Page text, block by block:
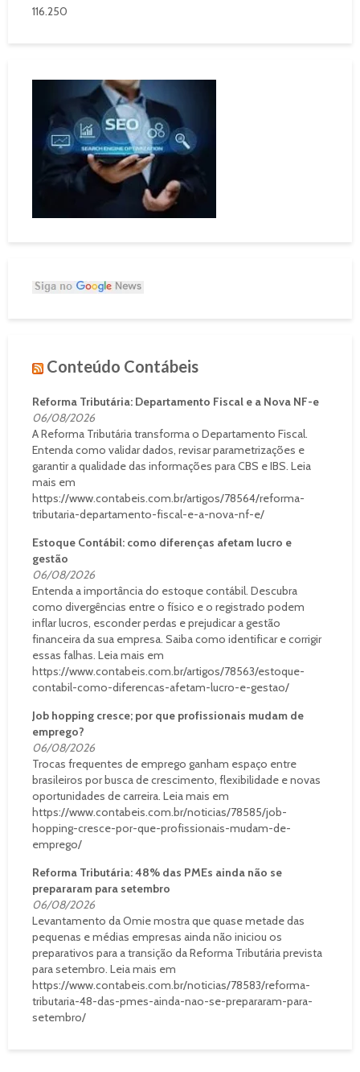
116.250
Conteúdo Contábeis
Reforma Tributária: Departamento Fiscal e a Nova NF-e
06/08/2026
A Reforma Tributária transforma o Departamento Fiscal.
Entenda como validar dados, revisar parametrizações e
garantir a qualidade das informações para CBS e IBS. Leia
mais em
https://www.contabeis.com.br/artigos/78564/reforma-
tributaria-departamento-fiscal-e-a-nova-nf-e/
Estoque Contábil: como diferenças afetam lucro e
gestão
06/08/2026
Entenda a importância do estoque contábil. Descubra
como divergências entre o físico e o registrado podem
inflar lucros, esconder perdas e prejudicar a gestão
financeira da sua empresa. Saiba como identificar e corrigir
essas falhas. Leia mais em
https://www.contabeis.com.br/artigos/78563/estoque-
contabil-como-diferencas-afetam-lucro-e-gestao/
Job hopping cresce; por que profissionais mudam de
emprego?
06/08/2026
Trocas frequentes de emprego ganham espaço entre
brasileiros por busca de crescimento, flexibilidade e novas
oportunidades de carreira. Leia mais em
https://www.contabeis.com.br/noticias/78585/job-
hopping-cresce-por-que-profissionais-mudam-de-
emprego/
Reforma Tributária: 48% das PMEs ainda não se
prepararam para setembro
06/08/2026
Levantamento da Omie mostra que quase metade das
pequenas e médias empresas ainda não iniciou os
preparativos para a transição da Reforma Tributária prevista
para setembro. Leia mais em
https://www.contabeis.com.br/noticias/78583/reforma-
tributaria-48-das-pmes-ainda-nao-se-prepararam-para-
setembro/